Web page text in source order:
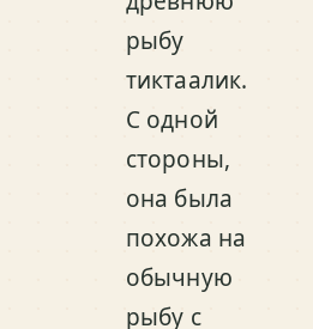
рыбу
тиктаалик.
С одной
стороны,
она была
похожа на
обычную
рыбу с